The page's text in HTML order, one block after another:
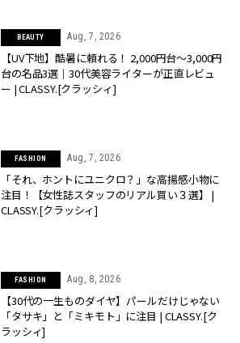
BEAUTY Aug, 7, 2026
【UV下地】酷暑に頼れる！ 2,000円台〜3,000円
台の名品3選｜30代美容ライターが正直レビュ
ー | CLASSY.[クラッシィ]
FASHION Aug, 7, 2026
「それ、ホントにユニクロ？」な高揚感小物に
注目！【女性誌スタッフのリアル買い３選】 |
CLASSY.[クラッシィ]
FASHION Aug, 8, 2026
【30代の一生ものダイヤ】パールだけじゃない
「タサキ」と「ミキモト」に注目 | CLASSY.[ク
ラッシィ]